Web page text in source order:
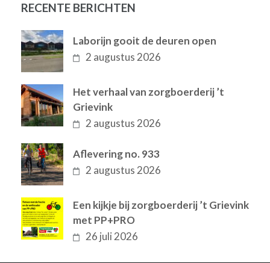
RECENTE BERICHTEN
Laborijn gooit de deuren open
2 augustus 2026
Het verhaal van zorgboerderij ’t
Grievink
2 augustus 2026
Aflevering no. 933
2 augustus 2026
Een kijkje bij zorgboerderij ’t Grievink
met PP+PRO
26 juli 2026